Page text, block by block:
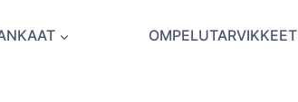
OMPELUTARVIKKEET